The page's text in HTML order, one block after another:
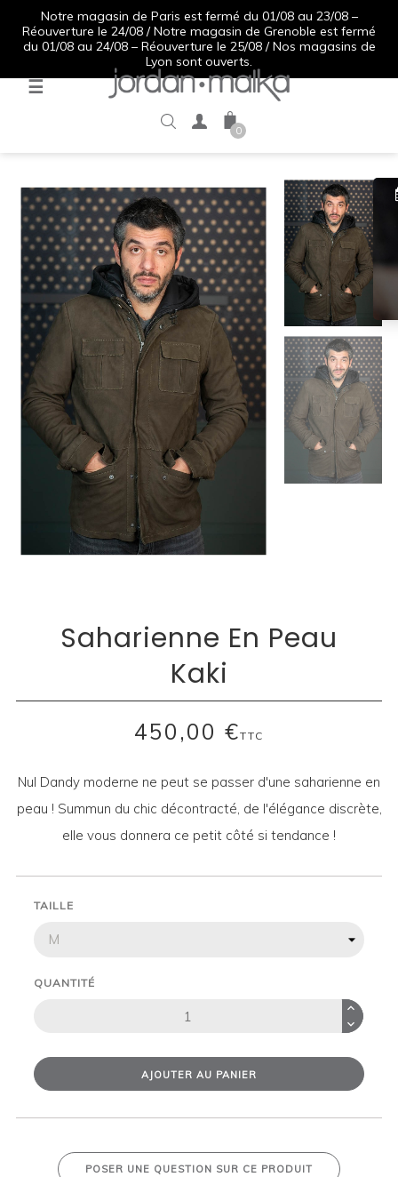
Notre magasin de Paris est fermé du 01/08 au 23/08 –
Réouverture le 24/08 / Notre magasin de Grenoble est fermé
du 01/08 au 24/08 – Réouverture le 25/08 / Nos magasins de
Lyon sont ouverts.
Basculer
☰
0
Saharienne En Peau
Kaki
450,00 €TTC
Nul Dandy moderne ne peut se passer d'une saharienne en
peau ! Summun du chic décontracté, de l'élégance discrète,
elle vous donnera ce petit côté si tendance !
TAILLE
QUANTITÉ
AJOUTER AU PANIER
POSER UNE QUESTION SUR CE PRODUIT